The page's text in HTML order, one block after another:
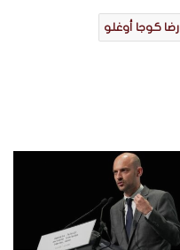
رضا كوجا أوغلو